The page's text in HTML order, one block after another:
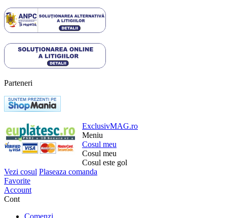
Parteneri
ExclusivMAG.ro
Meniu
Cosul meu
Cosul meu
Cosul este gol
Vezi cosul Plaseaza comanda
Favorite
Account
Cont
Comenzi